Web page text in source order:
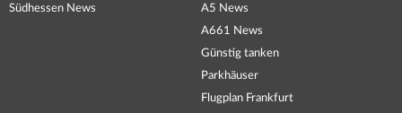
Südhessen News
A5 News
A661 News
Günstig tanken
Parkhäuser
Flugplan Frankfurt